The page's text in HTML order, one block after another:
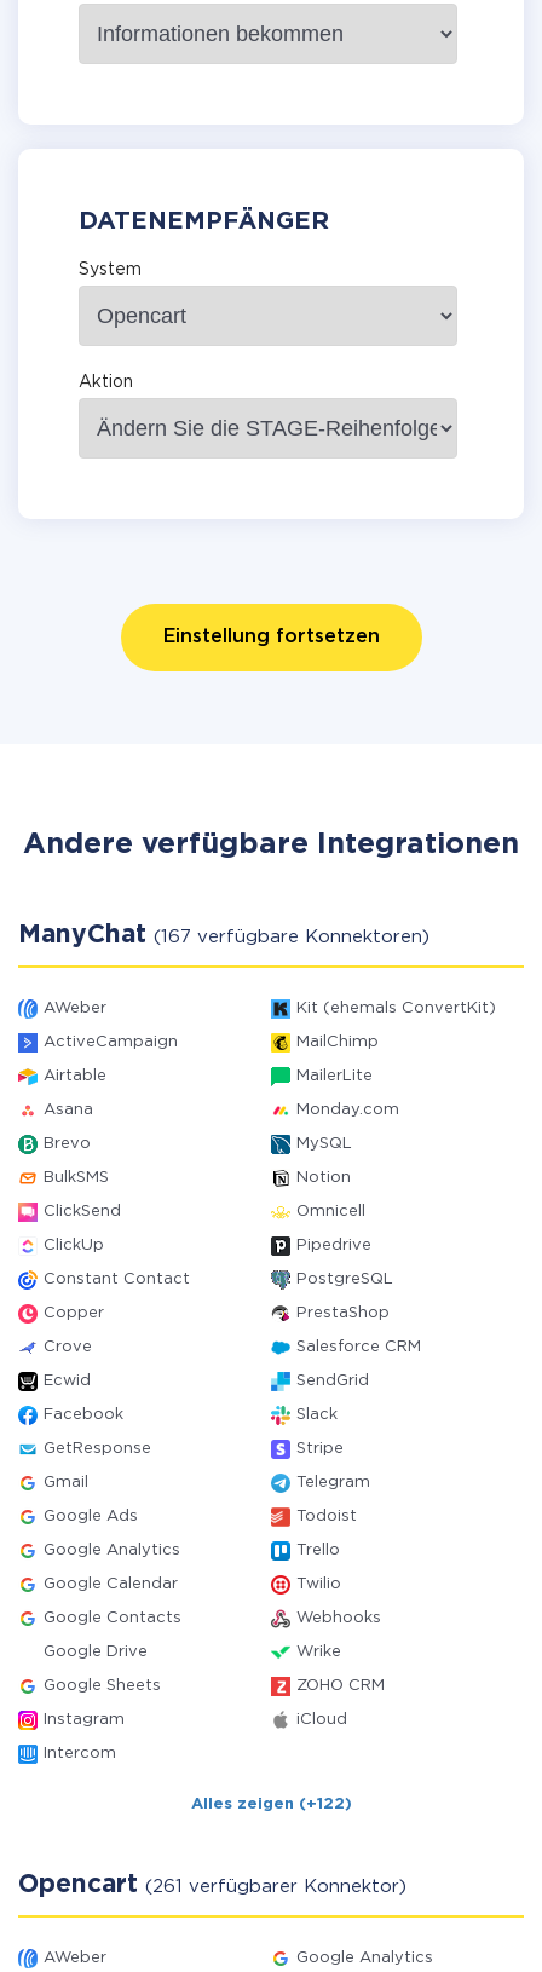
DATENEMPFÄNGER
System
Aktion
Einstellung fortsetzen
Andere verfügbare Integrationen
ManyChat (167 verfügbare Konnektoren)
AWeber Kit (ehemals ConvertKit)
ActiveCampaign MailChimp
Airtable MailerLite
Asana Monday.com
Brevo MySQL
BulkSMS Notion
ClickSend Omnicell
ClickUp Pipedrive
Constant Contact PostgreSQL
Copper PrestaShop
Crove Salesforce CRM
Ecwid SendGrid
Facebook Slack
GetResponse Stripe
Gmail Telegram
Google Ads Todoist
Google Analytics Trello
Google Calendar Twilio
Google Contacts Webhooks
Google Drive Wrike
Google Sheets ZOHO CRM
Instagram iCloud
Intercom
Alles zeigen (+122)
Opencart (261 verfügbarer Konnektor)
AWeber Google Analytics